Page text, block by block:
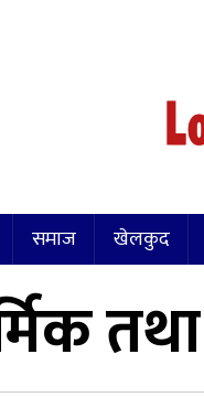
समाज खेलकुद